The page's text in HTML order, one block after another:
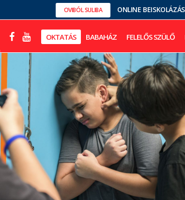
OVIBÓL SULIBA ONLINE
OKTATÁS BABAHÁZ FELELŐS SZÜLŐ